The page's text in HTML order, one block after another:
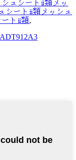
ュシートⅱ類メッ
シートⅱ類メッシュ
トⅱ類,